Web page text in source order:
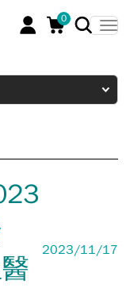
0
2023/11/17